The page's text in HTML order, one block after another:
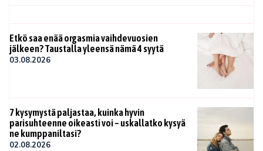
Etkö saa enää orgasmia vaihdevuosien
jälkeen? Taustalla yleensä nämä 4 syytä
03.08.2026
7 kysymystä paljastaa, kuinka hyvin
parisuhteenne oikeasti voi – uskallatko kysyä
ne kumppaniltasi?
02.08.2026